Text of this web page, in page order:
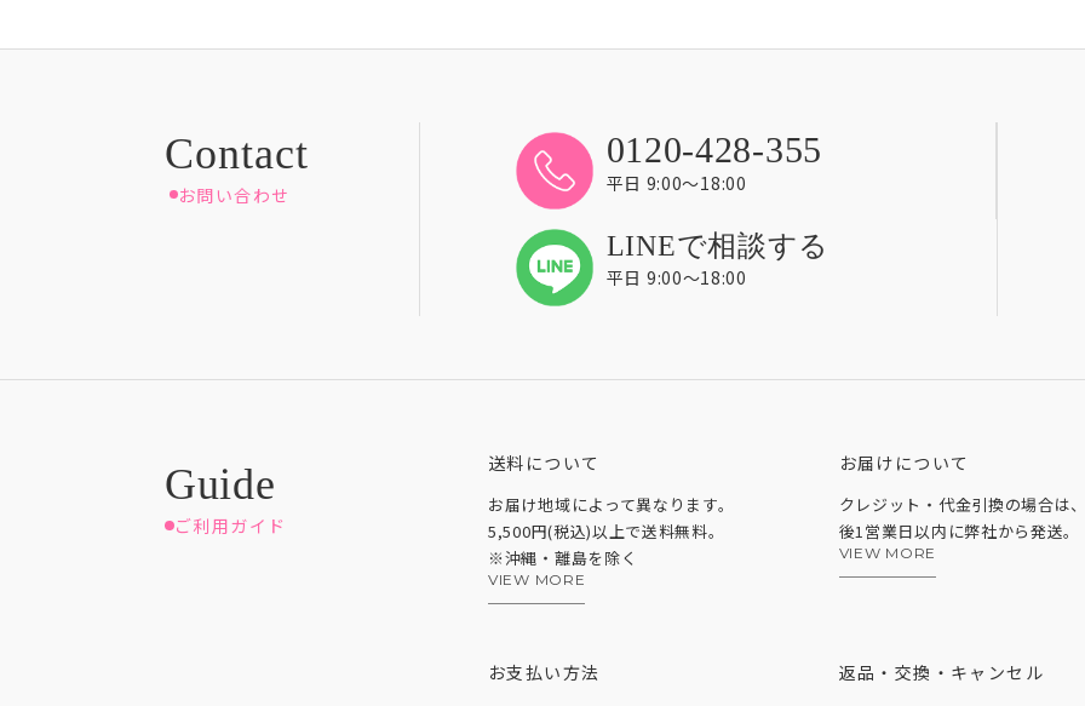
お問い合わせ
0120-428-355
平日 9:00〜18:00
LINEで相談する
平日 9:00〜18:00
ご利用ガイド
送料について
お届け地域によって異なります。
5,500円(税込)以上で送料無料。
※沖縄・離島を除く
VIEW MORE
お届けについて
クレジット・代金引換の場合は
後1営業日以内に弊社から発送。
VIEW MORE
お支払い方法 返品・交換・キャンセル